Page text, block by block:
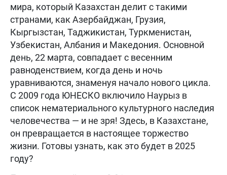
мира, который Казахстан делит с такими
странами, как Азербайджан, Грузия,
Кыргызстан, Таджикистан, Туркменистан,
Узбекистан, Албания и Македония. Основной
день, 22 марта, совпадает с весенним
равноденствием, когда день и ночь
уравниваются, знаменуя начало нового цикла.
С 2009 года ЮНЕСКО включило Наурыз в
список нематериального культурного наследия
человечества — и не зря! Здесь, в Казахстане,
он превращается в настоящее торжество
жизни. Готовы узнать, как это будет в 2025
году?